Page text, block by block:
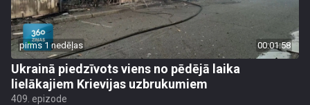
pirms 1 nedēļas 00:01:58
Ukrainā piedzīvots viens no pēdējā laika
lielākajiem Krievijas uzbrukumiem
409. epizode